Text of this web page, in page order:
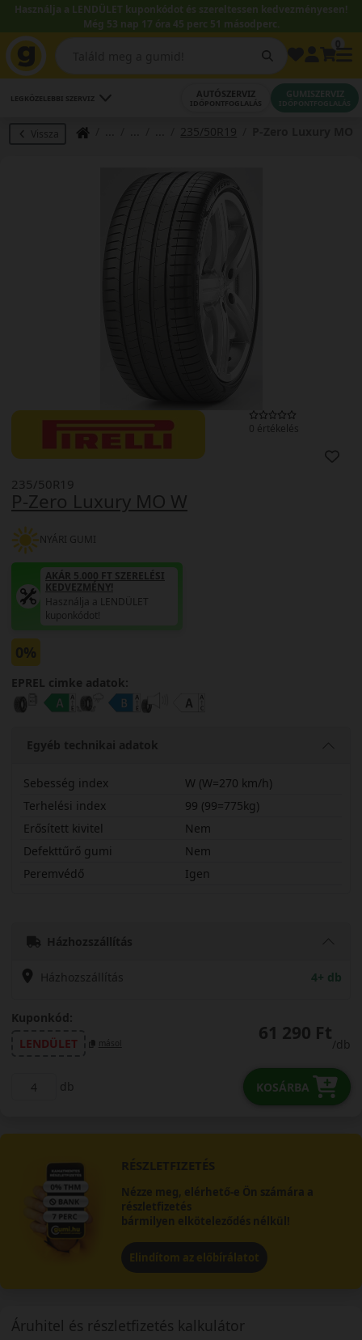
Használja a LENDÜLET kuponkódot és szereltessen kedvezményesen!
Még 53 nap 17 óra 45 perc 50 másodperc.
LEGKÖZELEBBI SZERVIZ AUTÓSZERVIZ
IDŐPONTFOGLALÁS
GUMISZERVIZ
IDŐPONTFOGLALÁS
Vissza 235/50R19
0 értékelés
P-Zero Luxury MO W
235/50R19
NYÁRI GUMI
AKÁR 5.000 FT SZERELÉSI
KEDVEZMÉNY!
Használja a LENDÜLET
kuponkódot!
0%
EPREL cimke adatok:
Egyéb technikai adatok
Sebesség index
W (W=270 km/h)
Terhelési index
99 (99=775kg)
Erősített kivitel
Nem
Defekttűrő gumi
Nem
Peremvédő
Igen
Házhozszállítás
Házhozszállítás 4+ db
Kuponkód:
LENDÜLET
másol 61 290 Ft
/db
db KOSÁRBA
RÉSZLETFIZETÉS
Nézze meg, elérhető-e Ön számára a
részletfizetés
bármilyen elköteleződés nélkül!
Elindítom az előbírálatot
Áruhitel és részletfizetés kalkulátor